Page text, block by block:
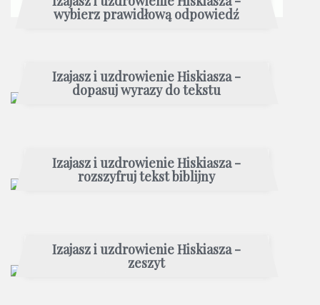
wybierz prawidłową odpowiedź
Izajasz i uzdrowienie Hiskiasza -
dopasuj wyrazy do tekstu
Izajasz i uzdrowienie Hiskiasza -
rozszyfruj tekst biblijny
Izajasz i uzdrowienie Hiskiasza -
zeszyt